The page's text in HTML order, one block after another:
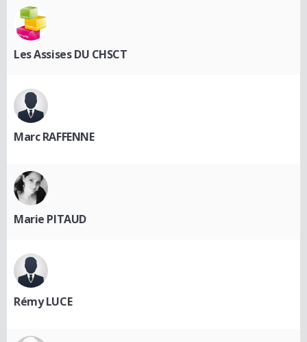
Les Assises DU CHSCT
Marc RAFFENNE
Marie PITAUD
Rémy LUCE